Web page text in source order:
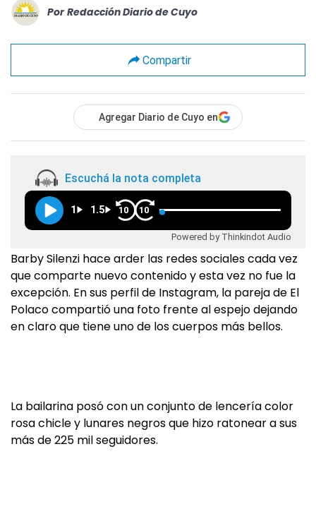
Por Redacción Diario de Cuyo
Compartir
Agregar Diario de Cuyo en
Escuchá la nota completa
1 1.5 10 10
Powered by Thinkindot Audio
Barby Silenzi hace arder las redes sociales cada vez
que comparte nuevo contenido y esta vez no fue la
excepción. En sus perfil de Instagram, la pareja de El
Polaco compartió una foto frente al espejo dejando
en claro que tiene uno de los cuerpos más bellos.
La bailarina posó con un conjunto de lencería color
rosa chicle y lunares negros que hizo ratonear a sus
más de 225 mil seguidores.